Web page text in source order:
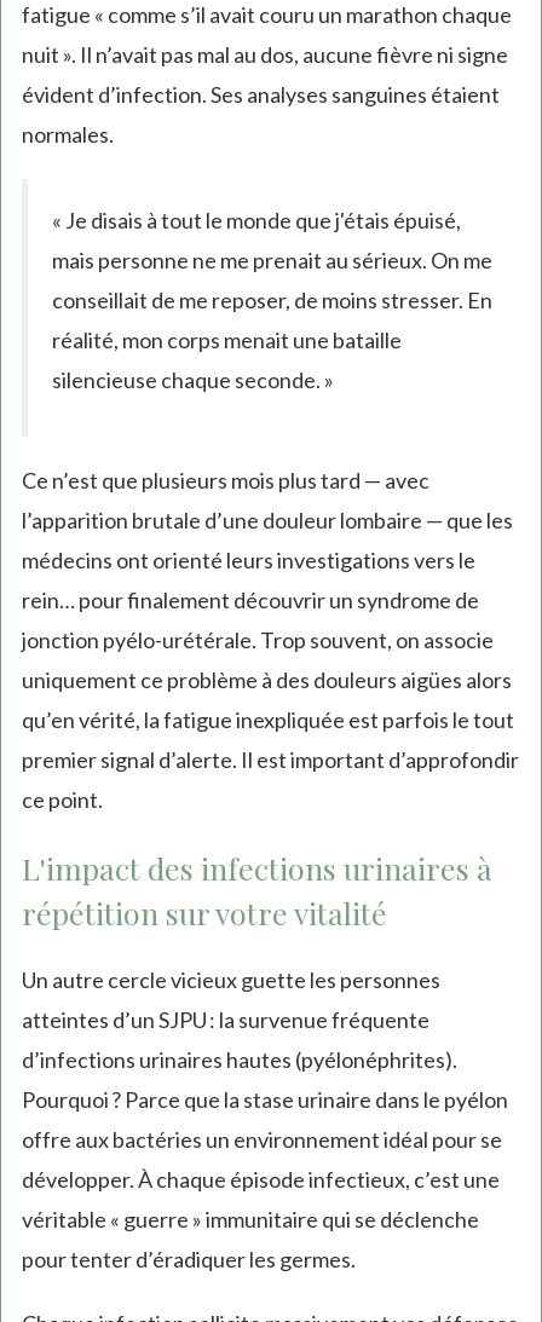
fatigue « comme s’il avait couru un marathon chaque
nuit ». Il n’avait pas mal au dos, aucune fièvre ni signe
évident d’infection. Ses analyses sanguines étaient
normales.
« Je disais à tout le monde que j'étais épuisé,
mais personne ne me prenait au sérieux. On me
conseillait de me reposer, de moins stresser. En
réalité, mon corps menait une bataille
silencieuse chaque seconde. »
Ce n’est que plusieurs mois plus tard — avec
l’apparition brutale d’une douleur lombaire — que les
médecins ont orienté leurs investigations vers le
rein… pour finalement découvrir un syndrome de
jonction pyélo-urétérale. Trop souvent, on associe
uniquement ce problème à des douleurs aigües alors
qu’en vérité, la fatigue inexpliquée est parfois le tout
premier signal d’alerte. Il est important d’approfondir
ce point.
L'impact des infections urinaires à
répétition sur votre vitalité
Un autre cercle vicieux guette les personnes
atteintes d’un SJPU : la survenue fréquente
d’infections urinaires hautes (pyélonéphrites).
Pourquoi ? Parce que la stase urinaire dans le pyélon
offre aux bactéries un environnement idéal pour se
développer. À chaque épisode infectieux, c’est une
véritable « guerre » immunitaire qui se déclenche
pour tenter d’éradiquer les germes.